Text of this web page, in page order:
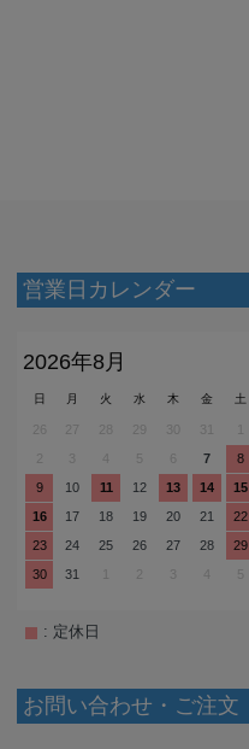
営業日カレンダー
2026年8月
日 月 火 水 木 金 土
30 31
3 5 7
8
9
10 11 12 13 14
15
16
17 18 19 20 21
22
23
24 25 26 27 28
29
30
31 3 5
: 定休日
お問い合わせ・ご注文